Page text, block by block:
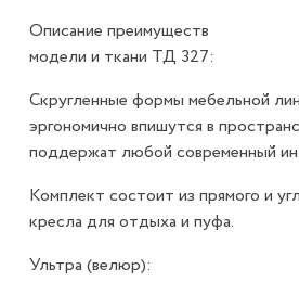
Описание преимуществ
модели и ткани ТД 327:
Скругленные формы мебельной
эргономично впишутся в
поддержат любой современный
Комплект состоит из прямого и
кресла для отдыха и пуфа.
Ультра (велюр):